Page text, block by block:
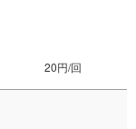
20円/回